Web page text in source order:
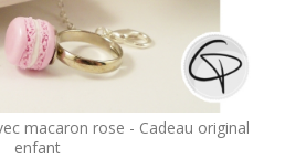
macaron rose - Cadeau original
enfant